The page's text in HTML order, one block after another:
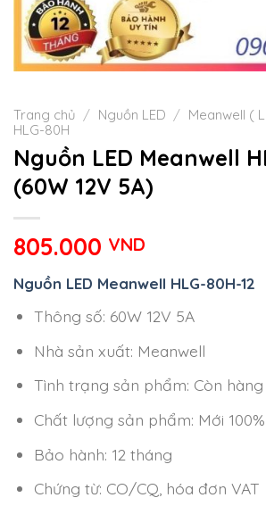
Trang chủ / Nguồn LED / Meanwell (
HLG-80H
Nguồn LED Meanwell
(60W 12V 5A)
805.000 VND
Nguồn LED Meanwell HLG-80H-12
Thông số: 60W 12V 5A
Nhà sản xuất: Meanwell
Tình trạng sản phẩm: Còn hàng
Chất lượng sản phẩm: Mới 100%
Bảo hành: 12 tháng
Chứng từ: CO/CQ, hóa đơn VAT